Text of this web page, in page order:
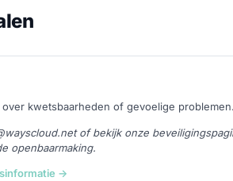
kwetsbaarheden of gevoelige problemen.
of bekijk onze
openbaarmaking.
→